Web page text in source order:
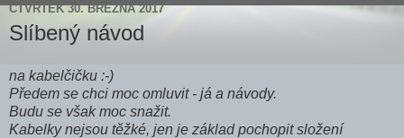
ČTVRTEK 30. BŘEZNA 2017
Slíbený návod
na kabelčičku :-)
Předem se chci moc omluvit - já a návody.
Budu se však moc snažit.
Kabelky nejsou těžké, jen je základ pochopit složení